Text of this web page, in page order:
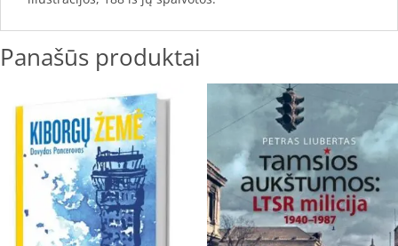
Panašūs produktai